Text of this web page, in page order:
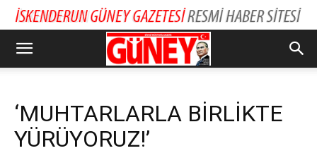
‘MUHTARLARLA BİRLİKTE
YÜRÜYORUZ!’